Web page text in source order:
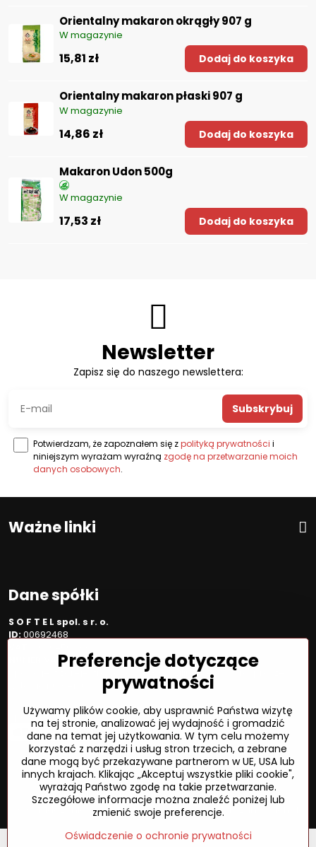
Orientalny makaron okrągły 907 g
W magazynie
15,81 zł Dodaj do koszyka
Orientalny makaron płaski 907 g
W magazynie
14,86 zł Dodaj do koszyka
Makaron Udon 500g
W magazynie
17,53 zł Dodaj do koszyka
Newsletter
Zapisz się do naszego newslettera:
Subskrybuj
Potwierdzam, że zapoznałem się zpolityką prywatności i
niniejszym wyrażam wyraźną zgodę na przetwarzanie moich
danych osobowych.
Ważne linki
Dane spółki
S O F T E L spol. s r. o.
ID: 00692468
NUMER VAT:SK202045333
Spółka jest zarejestrowana w OR OS Žilina, sekcja Sro, proszę
Sposób płatności
©2026 Prawa autorskie
Preferencje dotyczące prywatności
Oświadczenie o ochronie prywatnościStatus zamówienia
Preferencje dotyczące
prywatności
Używamy plików cookie, aby usprawnić Państwa wizytę
na tej stronie, analizować jej wydajność i gromadzić
dane na temat jej użytkowania. W tym celu możemy
korzystać z narzędzi i usług stron trzecich, a zebrane
dane mogą być przekazywane partnerom w UE, USA lub
innych krajach. Klikając „Akceptuj wszystkie pliki cookie",
wyrażają Państwo zgodę na takie przetwarzanie.
Szczegółowe informacje można znaleźć poniżej lub
zmienić swoje preferencje.
Oświadczenie o ochronie prywatności